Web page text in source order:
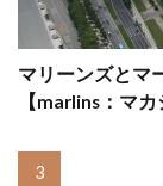
マリーンズとマ
【marlins：マ